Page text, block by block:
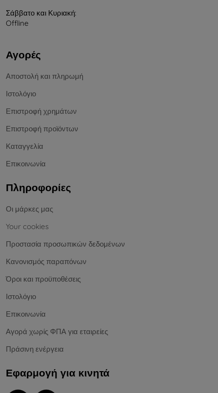
Σάββατο και Κυριακή:
Offline
Αγορές
Αποστολή και πληρωμή
Ιστολόγιο
Επιστροφή χρημάτων
Επιστροφή προϊόντων
Καταγγελία
Επικοινωνία
Πληροφορίες
Οι μάρκες μας
Your cookies
Προστασία προσωπικών δεδομένων
Κανονισμός παραπόνων
Όροι και προϋποθέσεις
Ιστολόγιο
Επικοινωνία
Αγορά χωρίς ΦΠΑ για εταιρείες
Πράσινη ενέργεια
Εφαρμογή για κινητά